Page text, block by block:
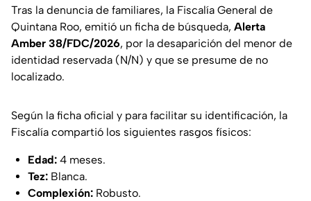
Tras la denuncia de familiares, la Fiscalía General de
Quintana Roo, emitió un ficha de búsqueda, Alerta
Amber 38/FDC/2026, por la desaparición del menor de
identidad reservada (N/N) y que se presume de no
localizado.
Según la ficha oficial y para facilitar su identificación, la
Fiscalía compartió los siguientes rasgos físicos:
Edad: 4 meses.
Tez: Blanca.
Complexión: Robusto.